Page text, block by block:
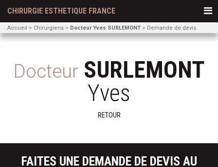
CHIRURGIE ESTHETIQUE FRANCE
Accueil Chirurgiens Docteur Yves SURLEMONT Demande de devis
Docteur SURLEMONT
Yves
RETOUR
FAITES UNE DEMANDE DE DEVIS AU